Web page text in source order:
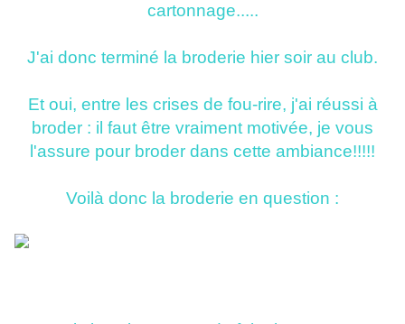
cartonnage.....
J'ai donc terminé la broderie hier soir au club.
Et oui, entre les crises de fou-rire, j'ai réussi à
broder : il faut être vraiment motivée, je vous
l'assure pour broder dans cette ambiance!!!!!
Voilà donc la broderie en question :